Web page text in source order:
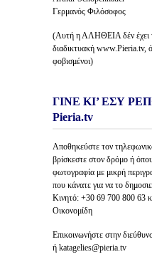
Γερμανός Φιλόσοφος
(Αυτή η ΑΛΗΘΕΙΑ δέν έχει
διαδικτυακή www.Pieria.tv,
φοβισμένοι)
ΓΙΝΕ ΚΙ’ ΕΣΥ
Pieria.tv
Αποθηκεύστε τον
βρίσκεστε στον δρόμο ή
φωτογραφία με μικρή
που κάνατε για να το
Κινητό: +30 69 700 800 63
Οικονομίδη
Επικοινωνήστε στην
ή katagelies@pieria.tv